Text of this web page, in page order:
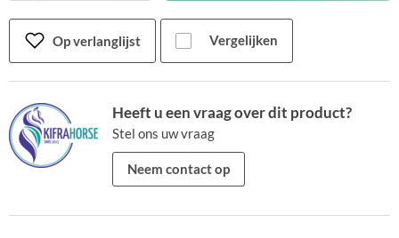
Op verlanglijst Vergelijken
Heeft u een vraag over dit product?
Stel ons uw vraag
Neem contact op